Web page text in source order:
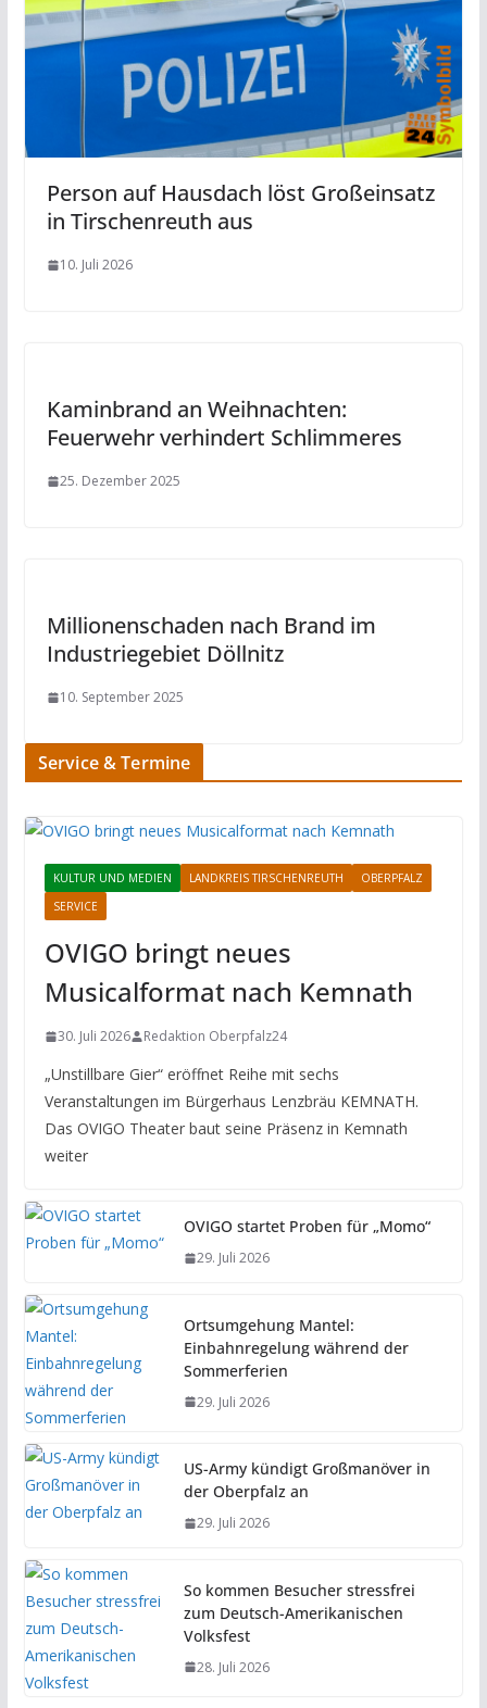
Person auf Hausdach löst Großeinsatz
in Tirschenreuth aus
10. Juli 2026
Kaminbrand an Weihnachten:
Feuerwehr verhindert Schlimmeres
25. Dezember 2025
Millionenschaden nach Brand im
Industriegebiet Döllnitz
10. September 2025
Service & Termine
KULTUR UND MEDIEN LANDKREIS TIRSCHENREUTH
OBERPFALZ
SERVICE
OVIGO bringt neues
Musicalformat nach Kemnath
30. Juli 2026 Redaktion Oberpfalz24
„Unstillbare Gier“ eröffnet Reihe mit sechs
Veranstaltungen im Bürgerhaus Lenzbräu KEMNATH.
Das OVIGO Theater baut seine Präsenz in Kemnath
weiter
OVIGO startet Proben für „Momo“
29. Juli 2026
Ortsumgehung Mantel:
Einbahnregelung während der
Sommerferien
29. Juli 2026
US-Army kündigt Großmanöver in
der Oberpfalz an
29. Juli 2026
So kommen Besucher stressfrei
zum Deutsch-Amerikanischen
Volksfest
28. Juli 2026